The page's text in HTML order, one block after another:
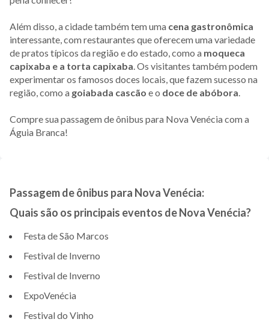
Além disso, a cidade também tem uma cena gastronômica
interessante, com restaurantes que oferecem uma variedade
de pratos típicos da região e do estado, como a moqueca
capixaba e a torta capixaba. Os visitantes também podem
experimentar os famosos doces locais, que fazem sucesso na
região, como a goiabada cascão e o doce de abóbora.
Compre sua passagem de ônibus para Nova Venécia com a
Águia Branca!
Passagem de ônibus para Nova Venécia:
Quais são os principais eventos de Nova Venécia?
Festa de São Marcos
Festival de Inverno
Festival de Inverno
ExpoVenécia
Festival do Vinho